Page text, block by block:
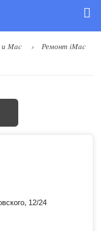
Mac
Ремонт iMac
12/24